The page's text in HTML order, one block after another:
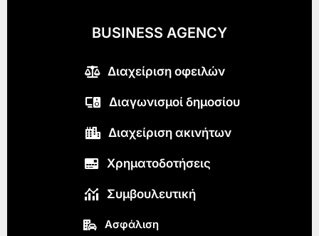
BUSINESS AGENCY
Διαχείριση οφειλών
Διαγωνισμοί δημοσίου
Διαχείριση ακινήτων
Χρηματοδοτήσεις
Συμβουλευτική
Ασφάλιση